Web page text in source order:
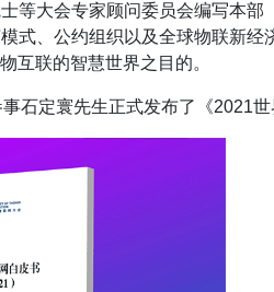
大会专家顾问委员会编写本部
式、公约组织以及全球物联新经
互联的智慧世界之目的。
石定寰先生正式发布了《2021世